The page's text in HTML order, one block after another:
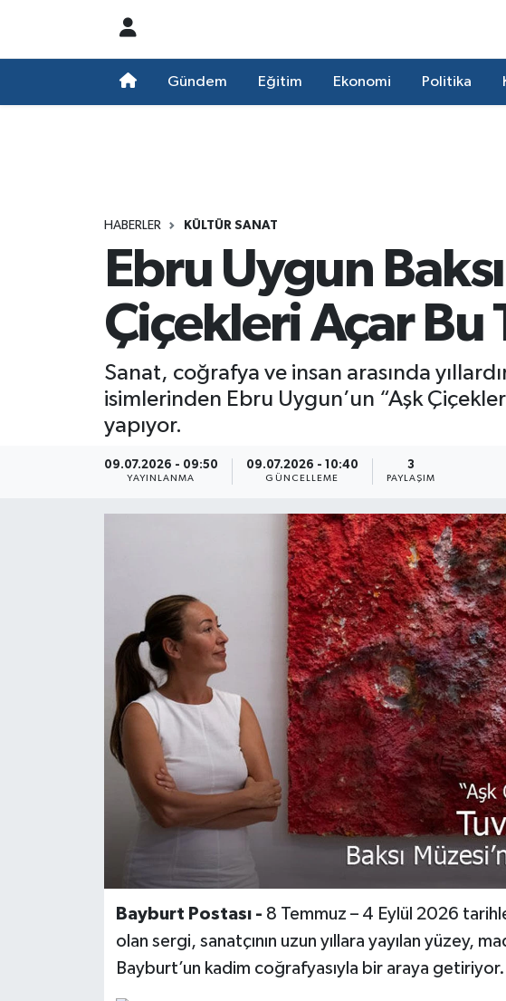
Gündem Eğitim Ekonomi Politika
HABERLER KÜLTÜR SANAT
Ebru Uygun
Çiçekleri Açar Bu
Sanat, coğrafya ve insan arasında
isimlerinden Ebru Uygun’un “Aşk
yapıyor.
09.07.2026 - 09:50
YAYINLANMA
09.07.2026 - 10:40
GÜNCELLEME
3
PAYLAŞIM
Bayburt Postası - 8 Temmuz – 4 Eylül 2026
olan sergi, sanatçının uzun yıllara yayılan yüzey,
Bayburt’un kadim coğrafyasıyla bir araya getiriyor.
Süper Lig Puan Durumu ve Fikstür
Tüm Manşetler
Son Dakika Haberleri
Haber Arşivi